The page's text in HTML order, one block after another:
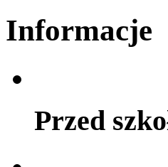
Informacje
Przed